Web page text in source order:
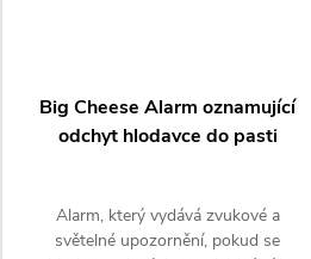
Big Cheese Alarm oznamující
odchyt hlodavce do pasti
Alarm, který vydává zvukové a
světelné upozornění, pokud se